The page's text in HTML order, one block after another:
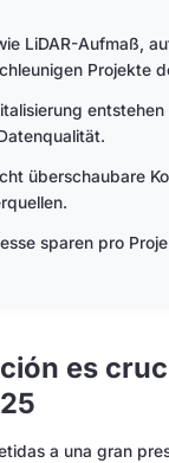
LiDAR-Aufmaß,
Projekte
überschaubare
sparen pro
es
a una gran